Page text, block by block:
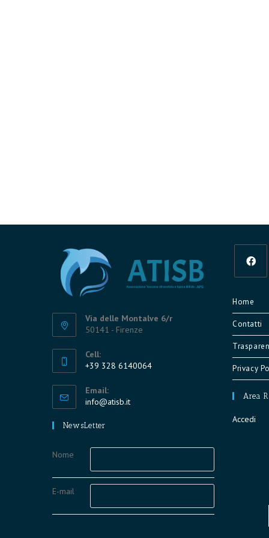
Via delle Montalve 6/r
50141 - Firenze
Cell:
+39 328 6140064
in
your
application
Email:
info@atisb.itOpens
NewsLetter
Nome
E-mail
in
a
new
tab
Home
Contatti
Privacy
Area
Accedi